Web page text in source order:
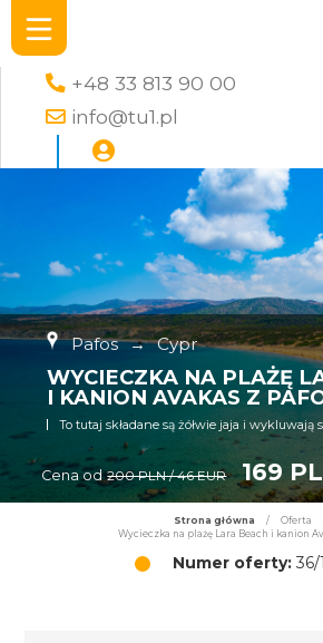
+48 33 813 90 00
info@tu1.pl
Pafos → Cypr
WYCIECZKA NA PLAŻĘ
I KANION AVAKAS Z
To tutaj składane są żółwie jaja i wykluwają
Cena od 200 PLN / 46 EUR 169
Strona główna / Oferta
Wycieczka na plażę Lara Beach i kanion
Numer oferty:36/